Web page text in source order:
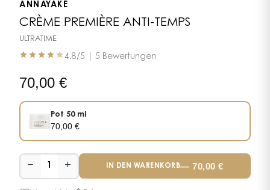
ANNAYAKE
CRÈME PREMIÈRE ANTI-TEMPS
ULTRATIME
4.8/5 | 5 Bewertungen
70,00 €
Pot 50 ml
70,00€
− 1 + IN DEN WARENKORB—70,00 €